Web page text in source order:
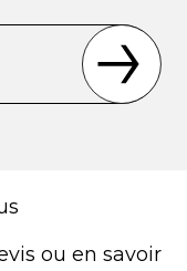
ou en savoir